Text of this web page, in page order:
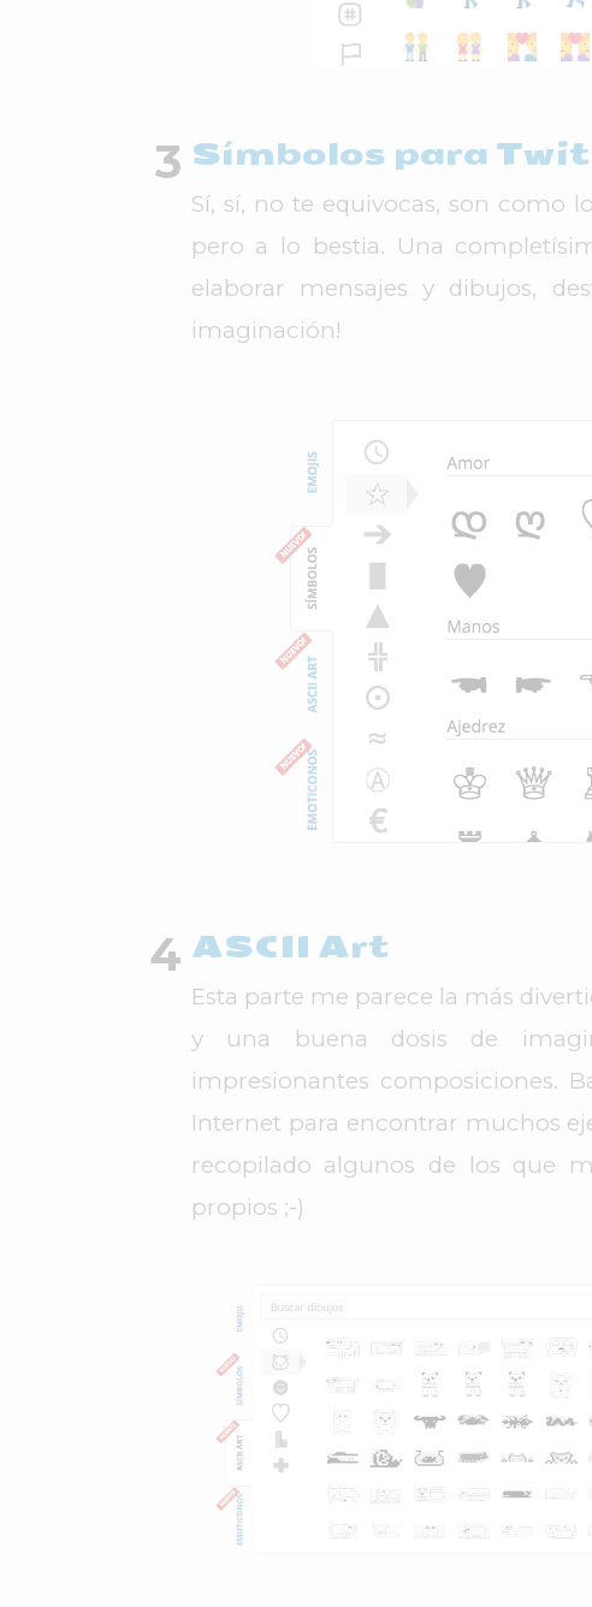
Símbolos para
Sí, sí, no te equivocas, son como
pero a lo bestia. Una
elaborar mensajes y dibujos,
imaginación!
ASCII Art
Esta parte me parece la más
y una buena dosis de
impresionantes composiciones.
Internet para encontrar muchos
recopilado algunos de los que
propios ;-)